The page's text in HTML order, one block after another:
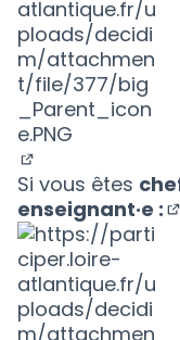
(Nouvelle
Si vous êtes
enseignant·e :